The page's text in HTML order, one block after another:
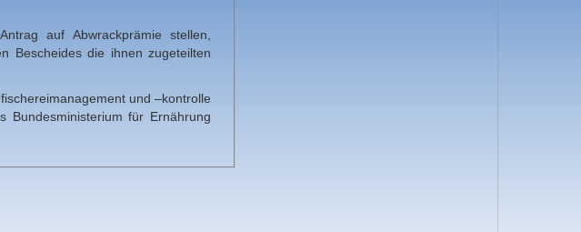
auf Abwrackprämie stellen,
Bescheides die ihnen zugeteilten
und –kontrolle
Bundesministerium für Ernährung